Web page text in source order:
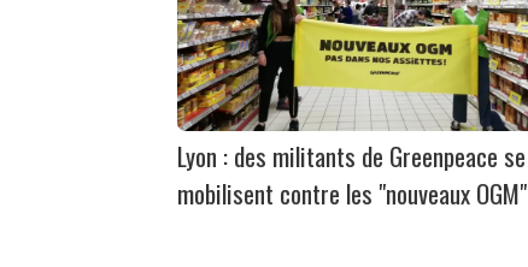
Lyon : des militants de Greenpeace se
mobilisent contre les "nouveaux OGM"